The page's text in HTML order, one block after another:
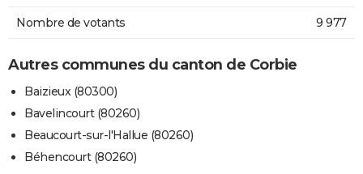
Nombre de votants 9 977
Autres communes du canton de Corbie
Baizieux (80300)
Bavelincourt (80260)
Beaucourt-sur-l'Hallue (80260)
Béhencourt (80260)